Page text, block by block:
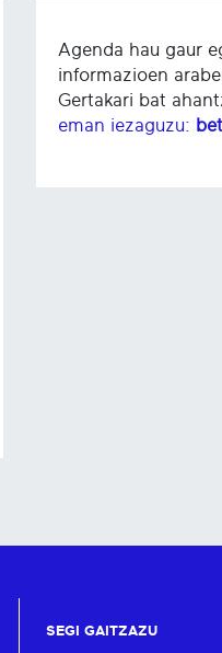
Agenda hau gaur
informazioen
Gertakari bat
eman iezaguzu:
SEGI GAITZAZU